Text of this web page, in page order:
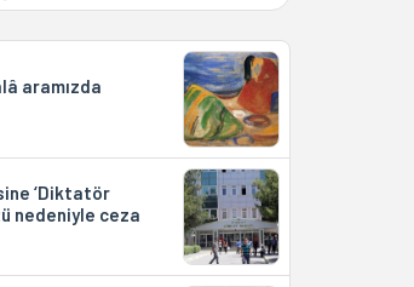
aramızda
‘Diktatör
nedeniyle ceza